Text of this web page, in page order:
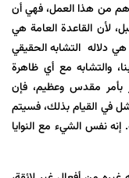
من هذا العمل، فهي أن
لأن القاعدة العامة هي
هي دلاله التشابه الحقيقي
والتشابه مع أي ظاهرة
بأمر مقدس وعظيم، فإن
في القيام بذلك، فسيتم
نفس الشيء مع النوايا